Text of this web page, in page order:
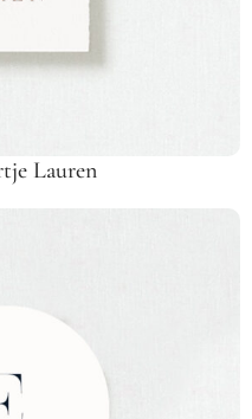
Lauren